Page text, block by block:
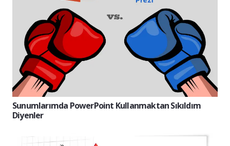
Sunumlarımda PowerPoint Kullanmaktan Sıkıldım
Diyenler